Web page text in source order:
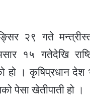
२९ गते
१५ गतेदेखि
हो । कृषिप्रधान
पेसा खेतीपाती हो ।